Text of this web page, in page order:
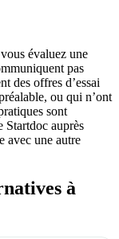
évaluez une
pas
des offres d’essai
ou qui n’ont
sont
Startdoc auprès
avec une autre
à